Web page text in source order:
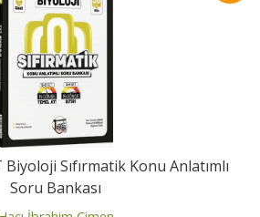
Sıfırmatik Konu Anlatımlı
Soru Bankası